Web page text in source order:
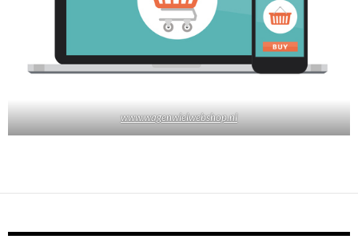
www.wagenwielwebshop.nl